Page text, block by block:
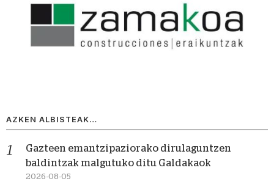
AZKEN ALBISTEAK…
Gazteen emantzipaziorako dirulaguntzen
baldintzak malgutuko ditu Galdakaok
2026-08-05